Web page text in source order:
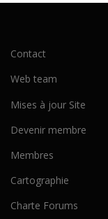
Contact
Web team
Mises à jour Site
Devenir membre
Membres
Cartographie
Charte Forums